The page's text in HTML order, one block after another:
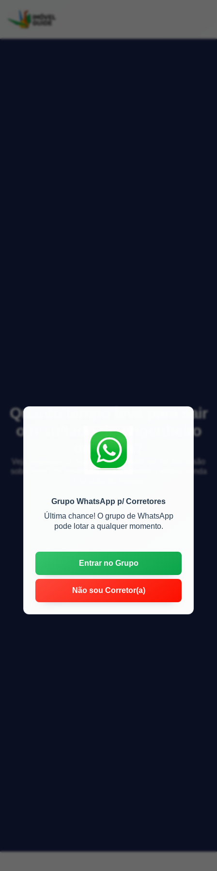
Grupo WhatsApp p/ Corretores
Última chance! O grupo de WhatsApp
pode lotar a qualquer momento.
Entrar no Grupo
Não sou Corretor(a)
Quanto tempo leva para sair
o resultado do engenheiro
da Caixa?
Veja respostas de especialistas e participe da discussão
sobre mercado imobiliário, financiamento, compra, venda